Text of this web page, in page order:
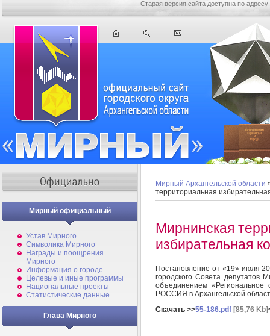
Старая версия сайта доступна по адресу
Мирный официальный
Устав Мирного
Символика Мирного
Награды и поощрения
Мирного
Информация о городе
Целевые и иные программы
Национальные проекты
Статистические данные
Глава Мирного
Мирный Архангельской области
территориальная
Мирнинская
избирательная
Постановление от «19» июля
городского Совета депутатов
объединением
РОССИЯ в Архангельской
Скачать >>55-186.pdf [85,76 Kb]